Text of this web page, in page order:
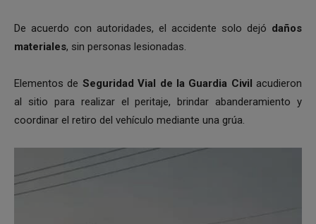
De acuerdo con autoridades, el accidente solo dejó daños
materiales, sin personas lesionadas.
Elementos de Seguridad Vial de la Guardia Civil acudieron
al sitio para realizar el peritaje, brindar abanderamiento y
coordinar el retiro del vehículo mediante una grúa.